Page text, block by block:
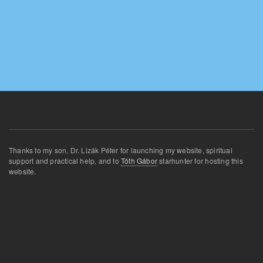
Thanks to my son, Dr. Lizák Péter for launching my website, spiritual
support and practical help, and toTóth Gáborstarhunter for hosting this
website.